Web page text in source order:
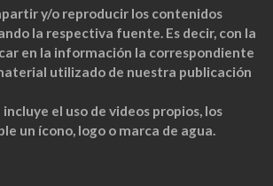
y/o reproducir los contenidos
la respectiva fuente. Es decir, con la
en la información la correspondiente
utilizado de nuestra publicación
el uso de videos propios, los
un ícono, logo o marca de agua.